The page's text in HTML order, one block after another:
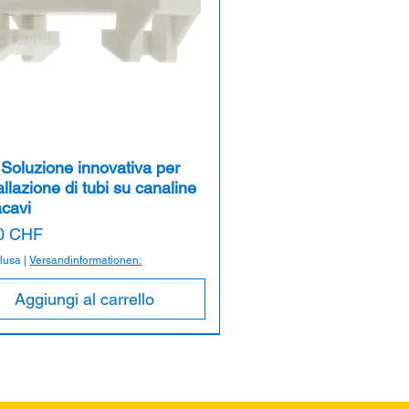
innovativa per
di tubi su canaline
CHF
|Versandinformationen:
Aggiungi al carrello